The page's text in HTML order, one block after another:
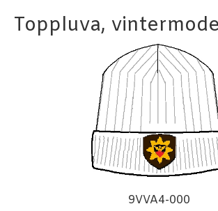
Toppluva,
9VVA4-000